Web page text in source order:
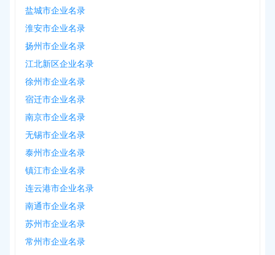
盐城市企业名录
淮安市企业名录
扬州市企业名录
江北新区企业名录
徐州市企业名录
宿迁市企业名录
南京市企业名录
无锡市企业名录
泰州市企业名录
镇江市企业名录
连云港市企业名录
南通市企业名录
苏州市企业名录
常州市企业名录